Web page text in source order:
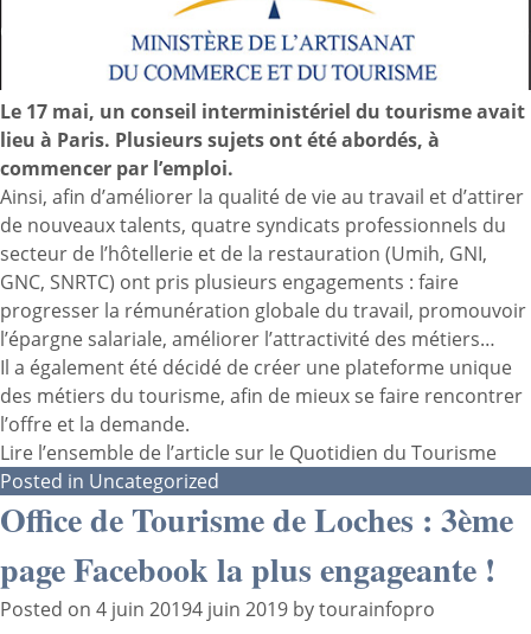
Le 17 mai, un conseil interministériel du tourisme avait
lieu à Paris. Plusieurs sujets ont été abordés, à
commencer par l’emploi.
Ainsi, afin d’améliorer la qualité de vie au travail et d’attirer
de nouveaux talents, quatre syndicats professionnels du
secteur de l’hôtellerie et de la restauration (Umih, GNI,
GNC, SNRTC) ont pris plusieurs engagements : faire
progresser la rémunération globale du travail, promouvoir
l’épargne salariale, améliorer l’attractivité des métiers…
Il a également été décidé de créer une plateforme unique
des métiers du tourisme, afin de mieux se faire rencontrer
l’offre et la demande.
Lire l’ensemble de l’article sur le Quotidien du Tourisme
Posted in Uncategorized
Office de Tourisme de Loches : 3ème
page Facebook la plus engageante !
Posted on 4 juin 20194 juin 2019 bytourainfopro